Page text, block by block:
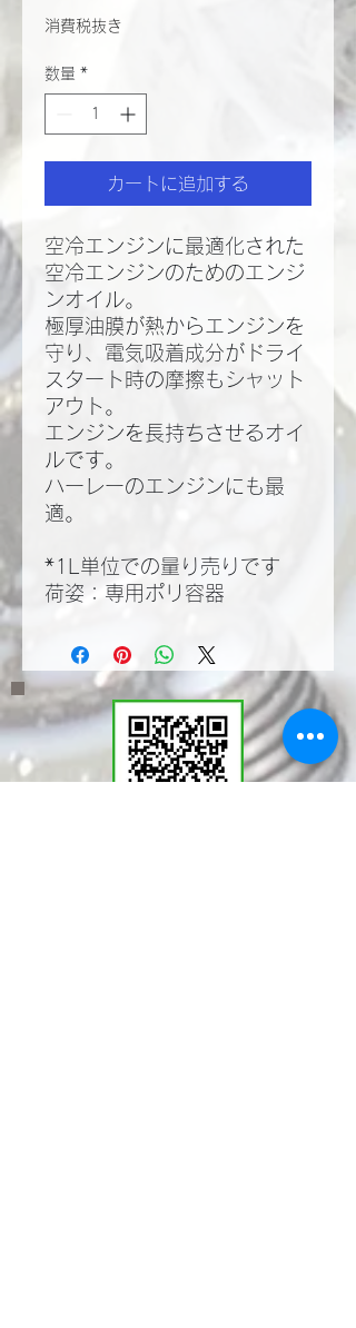
格
消費税抜き
数量 *
カートに追加する
空冷エンジンに最適化された
空冷エンジンのためのエンジ
ンオイル。
極厚油膜が熱からエンジンを
守り、電気吸着成分がドライ
スタート時の摩擦もシャット
アウト。
エンジンを長持ちさせるオイ
ルです。
ハーレーのエンジンにも最
適。
*1L単位での量り売りです
荷姿：専用ポリ容器